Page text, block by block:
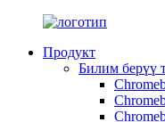
Продукт
Билим берүү